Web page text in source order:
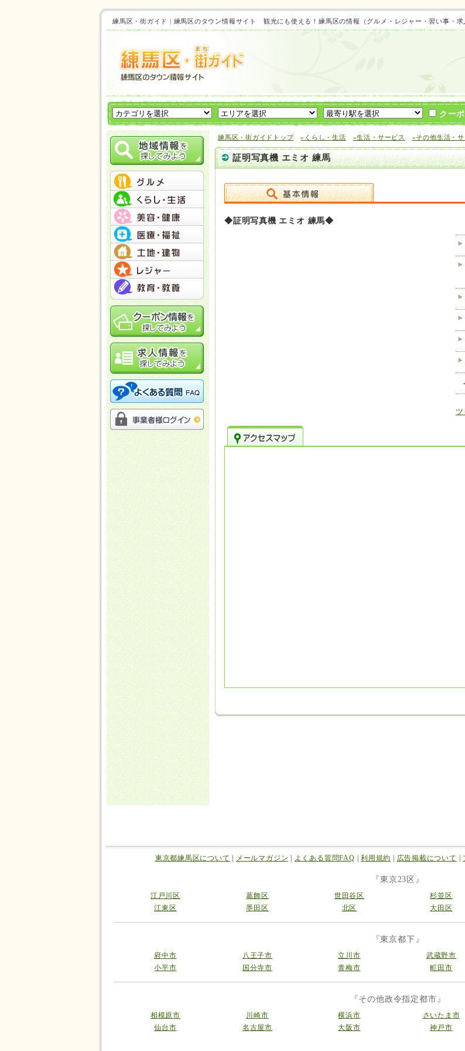
練馬区・街ガイド | 練馬区のタウン情報サイト 観光にも使える！練馬区の情報（グルメ・レジャー・習い事・
クー
練馬区・街ガイドトップ »くらし・生活 »生活・サービス »その他生活・サ
証明写真機 エミオ 練馬
◆証明写真機 エミオ 練馬◆
ツ
東京都練馬区について メールマガジン よくある質問FAQ |利用規約 広告掲載について
『東京23区』
江戸川区 葛飾区 世田谷区 杉並区
江東区
墨田区 北区 大田区
『東京都下』
府中市 八王子市 立川市 武蔵野市
小平市
国分寺市 青梅市 町田市
『その他政令指定都市』
相模原市 川崎市 横浜市 さいたま市
仙台市
名古屋市 大阪市 神戸市